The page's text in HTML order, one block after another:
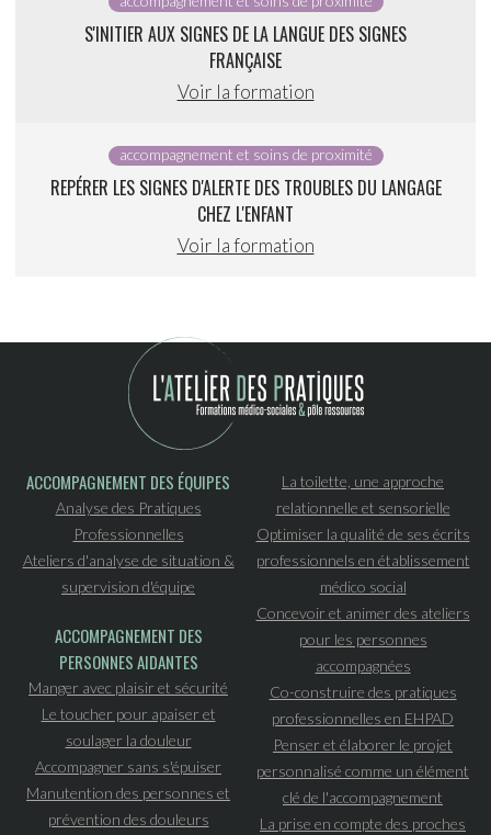
S'INITIER AUX SIGNES DE LA LANGUE DES SIGNES
FRANÇAISE
Voir la formation
accompagnement et soins de proximité
REPÉRER LES SIGNES D'ALERTE DES TROUBLES DU LANGAGE
CHEZ L'ENFANT
Voir la formation
ACCOMPAGNEMENT DES ÉQUIPES
Analyse des Pratiques
Professionnelles
Ateliers d'analyse de situation &
supervision d'équipe
ACCOMPAGNEMENT DES
PERSONNES AIDANTES
Manger avec plaisir et sécurité
Le toucher pour apaiser et
soulager la douleur
Accompagner sans s'épuiser
Manutention des personnes et
prévention des douleurs
La toilette, une approche
relationnelle et sensorielle
Optimiser la qualité de ses écrits
professionnels en établissement
médico social
Concevoir et animer des ateliers
pour les personnes
accompagnées
Co-construire des pratiques
professionnelles en EHPAD
Penser et élaborer le projet
personnalisé comme un élément
clé de l'accompagnement
La prise en compte des proches